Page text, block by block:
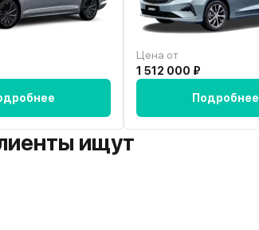
Цена от
1 512 000 ₽
Подробнее
ищут